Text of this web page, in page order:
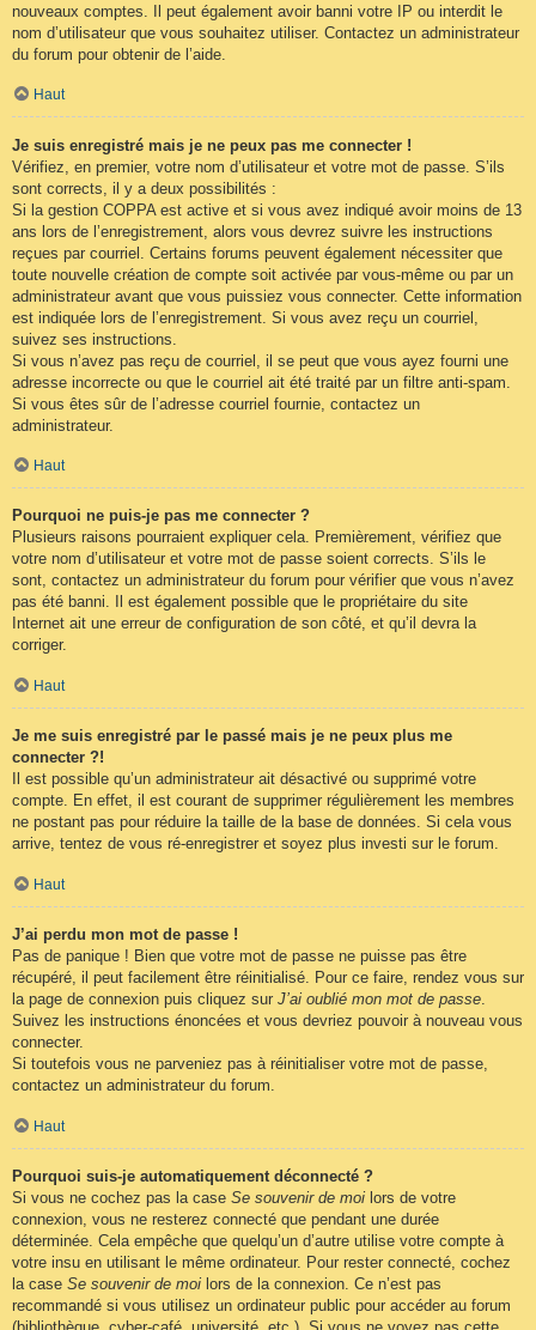
nouveaux comptes. Il peut également avoir banni votre IP ou interdit le
nom d’utilisateur que vous souhaitez utiliser. Contactez un administrateur
du forum pour obtenir de l’aide.
Haut
Je suis enregistré mais je ne peux pas me connecter !
Vérifiez, en premier, votre nom d’utilisateur et votre mot de passe. S’ils
sont corrects, il y a deux possibilités :
Si la gestion COPPA est active et si vous avez indiqué avoir moins de 13
ans lors de l’enregistrement, alors vous devrez suivre les instructions
reçues par courriel. Certains forums peuvent également nécessiter que
toute nouvelle création de compte soit activée par vous-même ou par un
administrateur avant que vous puissiez vous connecter. Cette information
est indiquée lors de l’enregistrement. Si vous avez reçu un courriel,
suivez ses instructions.
Si vous n’avez pas reçu de courriel, il se peut que vous ayez fourni une
adresse incorrecte ou que le courriel ait été traité par un filtre anti-spam.
Si vous êtes sûr de l’adresse courriel fournie, contactez un
administrateur.
Haut
Pourquoi ne puis-je pas me connecter ?
Plusieurs raisons pourraient expliquer cela. Premièrement, vérifiez que
votre nom d’utilisateur et votre mot de passe soient corrects. S’ils le
sont, contactez un administrateur du forum pour vérifier que vous n’avez
pas été banni. Il est également possible que le propriétaire du site
Internet ait une erreur de configuration de son côté, et qu’il devra la
corriger.
Haut
Je me suis enregistré par le passé mais je ne peux plus me
connecter ?!
Il est possible qu’un administrateur ait désactivé ou supprimé votre
compte. En effet, il est courant de supprimer régulièrement les membres
ne postant pas pour réduire la taille de la base de données. Si cela vous
arrive, tentez de vous ré-enregistrer et soyez plus investi sur le forum.
Haut
J’ai perdu mon mot de passe !
Pas de panique ! Bien que votre mot de passe ne puisse pas être
récupéré, il peut facilement être réinitialisé. Pour ce faire, rendez vous sur
la page de connexion puis cliquez sur J’ai oublié mon mot de passe.
Suivez les instructions énoncées et vous devriez pouvoir à nouveau vous
connecter.
Si toutefois vous ne parveniez pas à réinitialiser votre mot de passe,
contactez un administrateur du forum.
Haut
Pourquoi suis-je automatiquement déconnecté ?
Si vous ne cochez pas la case Se souvenir de moi lors de votre
connexion, vous ne resterez connecté que pendant une durée
déterminée. Cela empêche que quelqu’un d’autre utilise votre compte à
votre insu en utilisant le même ordinateur. Pour rester connecté, cochez
la case Se souvenir de moi lors de la connexion. Ce n’est pas
recommandé si vous utilisez un ordinateur public pour accéder au forum